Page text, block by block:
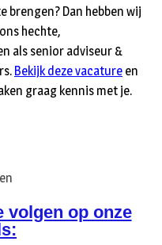
brengen? Dan hebben wij
hechte,
als senior adviseur &
Bekijk deze vacature en
graag kennis met je.
volgen op onze